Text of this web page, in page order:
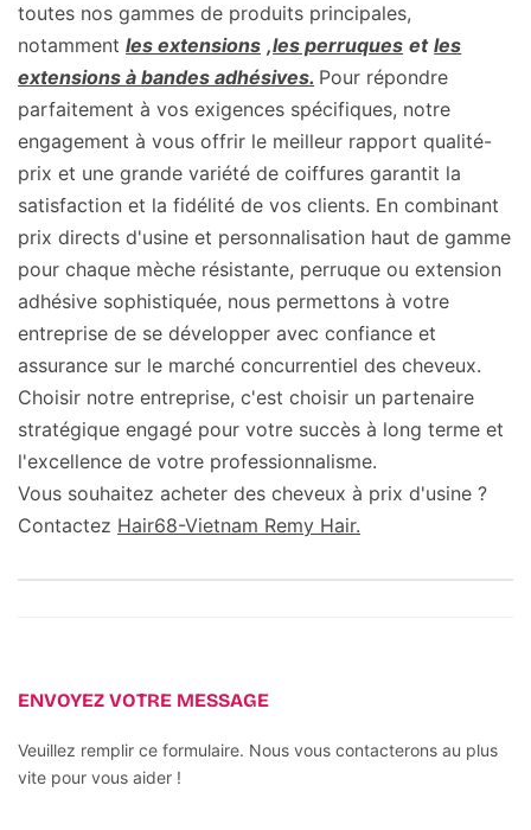
toutes nos gammes de produits principales,
notammentles extensions ,les perruques et les
extensions à bandes adhésives. Pour répondre
parfaitement à vos exigences spécifiques, notre
engagement à vous offrir le meilleur rapport qualité-
prix et une grande variété de coiffures garantit la
satisfaction et la fidélité de vos clients. En combinant
prix directs d'usine et personnalisation haut de gamme
pour chaque mèche résistante, perruque ou extension
adhésive sophistiquée, nous permettons à votre
entreprise de se développer avec confiance et
assurance sur le marché concurrentiel des cheveux.
Choisir notre entreprise, c'est choisir un partenaire
stratégique engagé pour votre succès à long terme et
l'excellence de votre professionnalisme.
Vous souhaitez acheter des cheveux à prix d'usine ?
Contactez Hair68-Vietnam Remy Hair.
ENVOYEZ VOTRE MESSAGE
Veuillez remplir ce formulaire. Nous vous contacterons au plus
vite pour vous aider !